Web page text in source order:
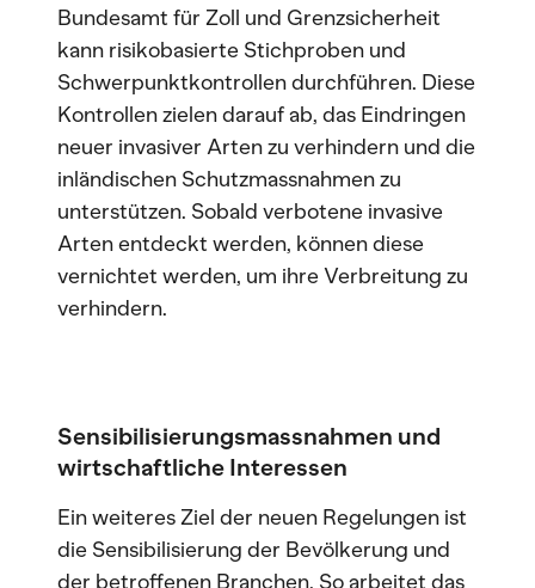
Bundesamt für Zoll und Grenzsicherheit
kann risikobasierte Stichproben und
Schwerpunktkontrollen durchführen. Diese
Kontrollen zielen darauf ab, das Eindringen
neuer invasiver Arten zu verhindern und die
inländischen Schutzmassnahmen zu
unterstützen. Sobald verbotene invasive
Arten entdeckt werden, können diese
vernichtet werden, um ihre Verbreitung zu
verhindern.
Sensibilisierungsmassnahmen und
wirtschaftliche Interessen
Ein weiteres Ziel der neuen Regelungen ist
die Sensibilisierung der Bevölkerung und
der betroffenen Branchen. So arbeitet das